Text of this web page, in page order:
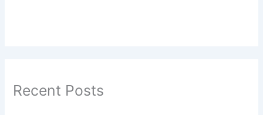
Recent Posts